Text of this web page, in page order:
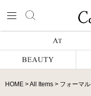
HOME All Items フォーマル